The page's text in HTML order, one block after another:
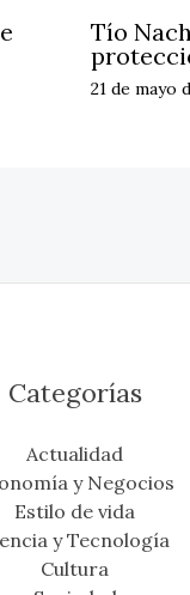
Tío
21 de mayo
Categorías
Actualidad
y Negocios
Estilo de vida
y Tecnología
Cultura